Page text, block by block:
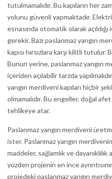
tutulmamalıdır. Bu kapıların her
yolunu güvenli yapmaktadır.
esnasında otomatik olarak
gerekir. Bazı paslanmaz yangın
kapısı hırsızlara karşı kilitli tutulur.
Bunun yerine, paslanmaz yangın
içeriden açılabilir tarzda
yangın merdiveni kapıları hiçbir
olmamalıdır. Bu engeller, doğal
tehlikeye atar.
Paslanmaz yangın merdiveni
ister. Paslanmaz yangın
maddeler, sağlamlık ve
yüzden projenin en ince
projedeki paslanmaz yangın